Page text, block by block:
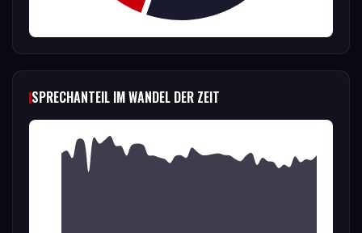
SPRECHANTEIL IM WANDEL DER ZEIT